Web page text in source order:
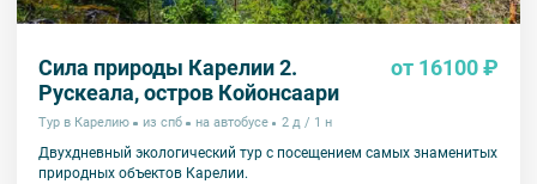
Сила природы Карелии 2.
Рускеала, остров Койонсаари
от 16100 ₽
Тур в Карелию из спб на автобусе 2 д / 1 н
Двухдневный экологический тур с посещением самых знаменитых
природных объектов Карелии.